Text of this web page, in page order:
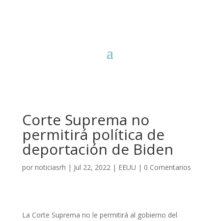
Corte Suprema no
permitirá política de
deportación de Biden
por noticiasrh | Jul 22, 2022| EEUU | 0 Comentarios
La Corte Suprema no le permitirá al gobierno del